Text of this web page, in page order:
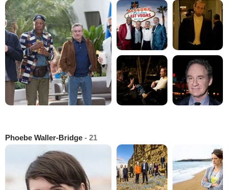
Phoebe Waller-Bridge - 21